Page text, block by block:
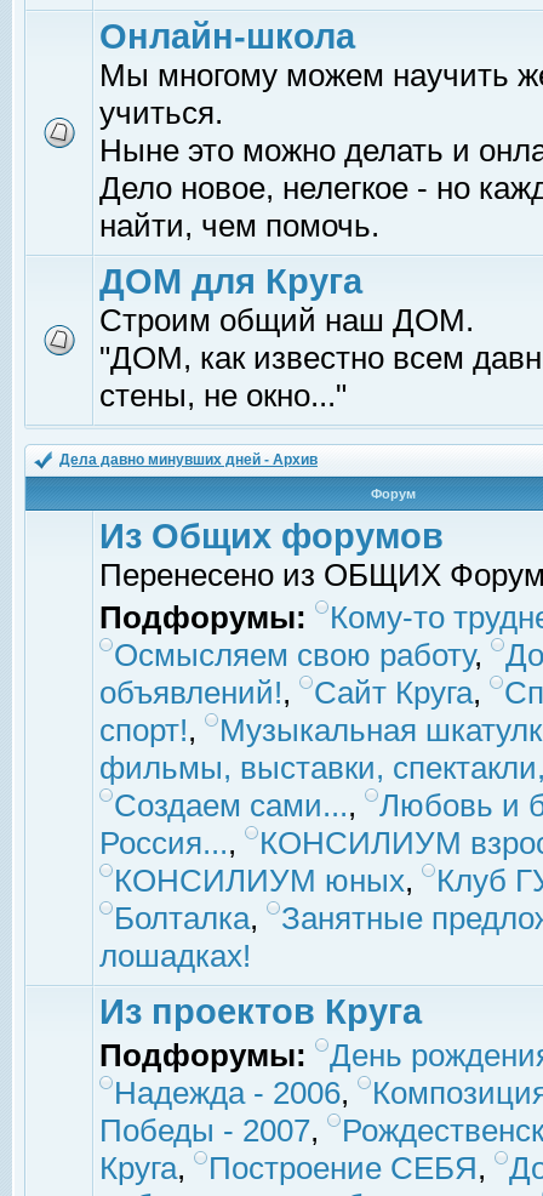
Онлайн-школа
Мы многому можем научить
учиться.
Ныне это можно делать и
Дело новое, нелегкое - но
найти, чем помочь.
ДОМ для Круга
Строим общий наш ДОМ.
"ДОМ, как известно всем
стены, не окно..."
Дела давно минувших дней - Архив
Форум
Из Общих форумов
Перенесено из ОБЩИХ
Подфорумы:
Кому-то
Осмысляем свою работу,
объявлений!, Сайт Круга,
спорт!,
Музыкальная
фильмы, выставки,
Создаем сами...,
Любовь и
Россия...,
КОНСИЛИУМ
КОНСИЛИУМ юных,
Клуб
Болталка,
Занятные
лошадках!
Из проектов Круга
Подфорумы:
День
Надежда - 2006,
Победы - 2007,
Круга, Построение СЕБЯ,